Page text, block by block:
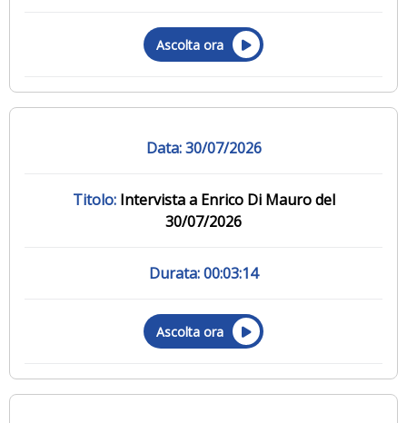
Ascolta ora
30/07/2026
Intervista a Enrico Di Mauro del
30/07/2026
00:03:14
Ascolta ora